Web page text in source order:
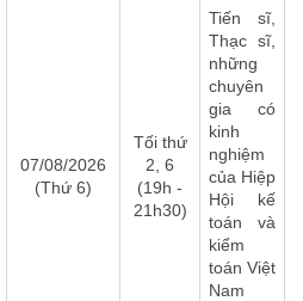
07/08/2026
(Thứ 6)
Tối thứ
2, 6
(19h -
21h30)
Tiến sĩ,
Thạc sĩ,
những
chuyên
gia có
kinh
nghiệm
của Hiệp
Hội kế
toán và
kiểm
toán Việt
Nam